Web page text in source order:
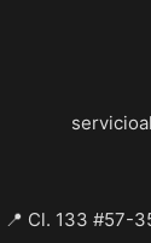
📍 Cl. 133 #57-